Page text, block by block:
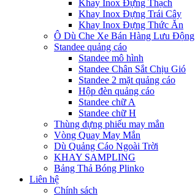
Khay Inox Đựng Thạch
Khay Inox Đựng Trái Cây
Khay Inox Đựng Thức Ăn
Ô Dù Che Xe Bán Hàng Lưu Động
Standee quảng cáo
Standee mô hình
Standee Chân Sắt Chịu Gió
Standee 2 mặt quảng cáo
Hộp đèn quảng cáo
Standee chữ A
Standee chữ H
Thùng đựng phiếu may mắn
Vòng Quay May Mắn
Dù Quảng Cáo Ngoài Trời
KHAY SAMPLING
Bảng Thả Bóng Plinko
Liên hệ
Chính sách